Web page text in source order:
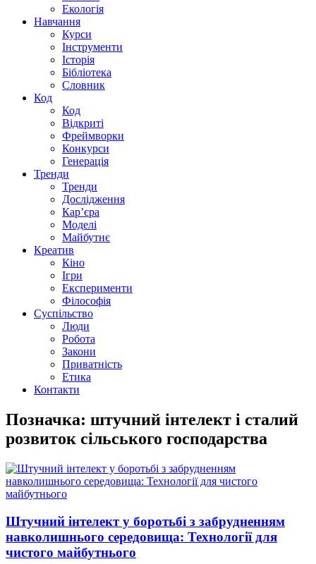
Екологія
Навчання
Курси
Інструменти
Історія
Бібліотека
Словник
Код
Код
Відкриті
Фреймворки
Конкурси
Генерація
Тренди
Тренди
Дослідження
Кар’єра
Моделі
Майбутнє
Креатив
Кіно
Ігри
Експерименти
Філософія
Суспільство
Люди
Робота
Закони
Приватність
Етика
Контакти
Позначка: штучний інтелект і сталий
розвиток сільського господарства
Штучний інтелект у боротьбі з забрудненням
навколишнього середовища: Технології для
чистого майбутнього